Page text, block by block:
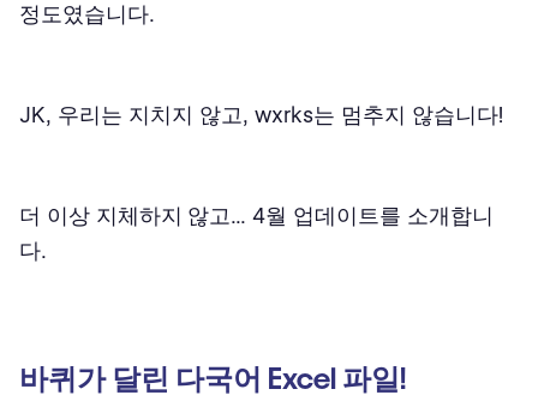
정도였습니다.
JK, 우리는 지치지 않고, wxrks는 멈추지 않습니다!
더 이상 지체하지 않고... 4월 업데이트를 소개합니
다.
바퀴가 달린 다국어 Excel 파일!